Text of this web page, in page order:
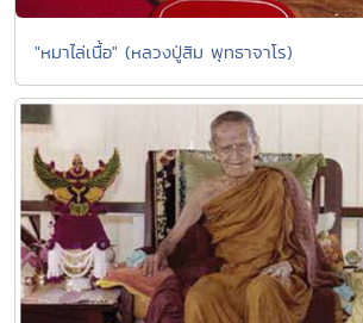
"หมาไล่เนื้อ" (หลวงปู่สิม พุทธาจาโร)